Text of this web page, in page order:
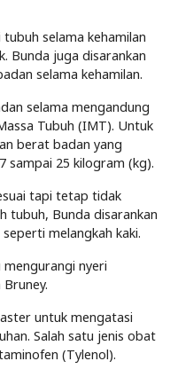
selama kehamilan
Bunda juga disarankan
selama kehamilan.
selama mengandung
Tubuh (IMT). Untuk
berat badan yang
sampai 25 kilogram (kg).
tapi tetap tidak
tubuh, Bunda disarankan
melangkah kaki.
nyeri
untuk mengatasi
Salah satu jenis obat
(Tylenol).